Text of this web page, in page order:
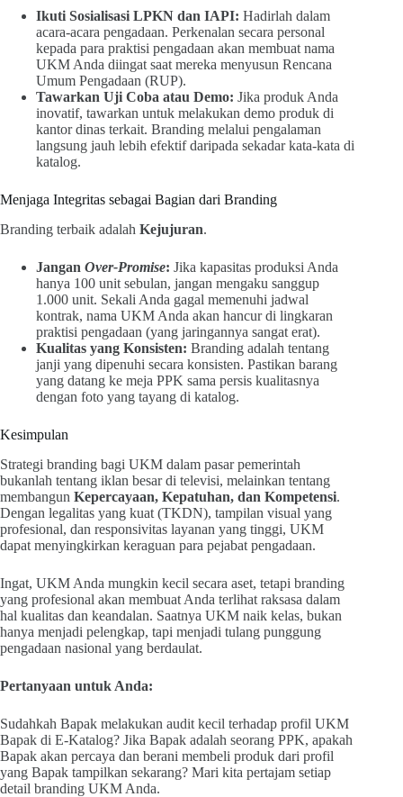
Ikuti Sosialisasi LPKN dan IAPI: Hadirlah dalam
acara-acara pengadaan. Perkenalan secara personal
kepada para praktisi pengadaan akan membuat nama
UKM Anda diingat saat mereka menyusun Rencana
Umum Pengadaan (RUP).
Tawarkan Uji Coba atau Demo: Jika produk Anda
inovatif, tawarkan untuk melakukan demo produk di
kantor dinas terkait. Branding melalui pengalaman
langsung jauh lebih efektif daripada sekadar kata-kata di
katalog.
Menjaga Integritas sebagai Bagian dari Branding
Branding terbaik adalah Kejujuran.
Jangan Over-Promise: Jika kapasitas produksi Anda
hanya 100 unit sebulan, jangan mengaku sanggup
1.000 unit. Sekali Anda gagal memenuhi jadwal
kontrak, nama UKM Anda akan hancur di lingkaran
praktisi pengadaan (yang jaringannya sangat erat).
Kualitas yang Konsisten: Branding adalah tentang
janji yang dipenuhi secara konsisten. Pastikan barang
yang datang ke meja PPK sama persis kualitasnya
dengan foto yang tayang di katalog.
Kesimpulan
Strategi branding bagi UKM dalam pasar pemerintah
bukanlah tentang iklan besar di televisi, melainkan tentang
membangun Kepercayaan, Kepatuhan, dan Kompetensi.
Dengan legalitas yang kuat (TKDN), tampilan visual yang
profesional, dan responsivitas layanan yang tinggi, UKM
dapat menyingkirkan keraguan para pejabat pengadaan.
Ingat, UKM Anda mungkin kecil secara aset, tetapi branding
yang profesional akan membuat Anda terlihat raksasa dalam
hal kualitas dan keandalan. Saatnya UKM naik kelas, bukan
hanya menjadi pelengkap, tapi menjadi tulang punggung
pengadaan nasional yang berdaulat.
Pertanyaan untuk Anda:
Sudahkah Bapak melakukan audit kecil terhadap profil UKM
Bapak di E-Katalog? Jika Bapak adalah seorang PPK, apakah
Bapak akan percaya dan berani membeli produk dari profil
yang Bapak tampilkan sekarang? Mari kita pertajam setiap
detail branding UKM Anda.